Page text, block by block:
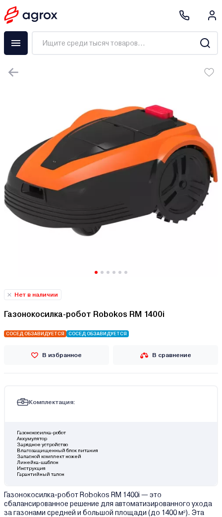
Нет в наличии
Газонокосилка-робот Robokos RM 1400i
СОСЕД ОБЗАВИДУЕТСЯ СОСЕД ОБЗАВИДУЕТСЯ
В избранное В сравнение
Комплектация:
Газонокосилка-робот
Аккумулятор
Зарядное устройство
Влагозащищенный блок питания
Запасной комплект ножей
Линейка-шаблон
Инструкция
Гарантийный талон
Газонокосилка-робот Robokos RM 1400i — это
сбалансированное решение для автоматизированного ухода
за газонами средней и большой площади (до 1400 м²). Эта